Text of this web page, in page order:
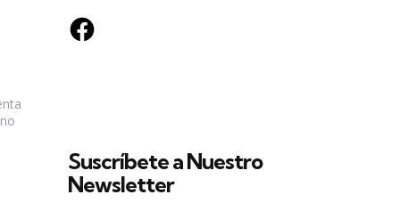
Facebook
Suscríbete a Nuestro
Newsletter